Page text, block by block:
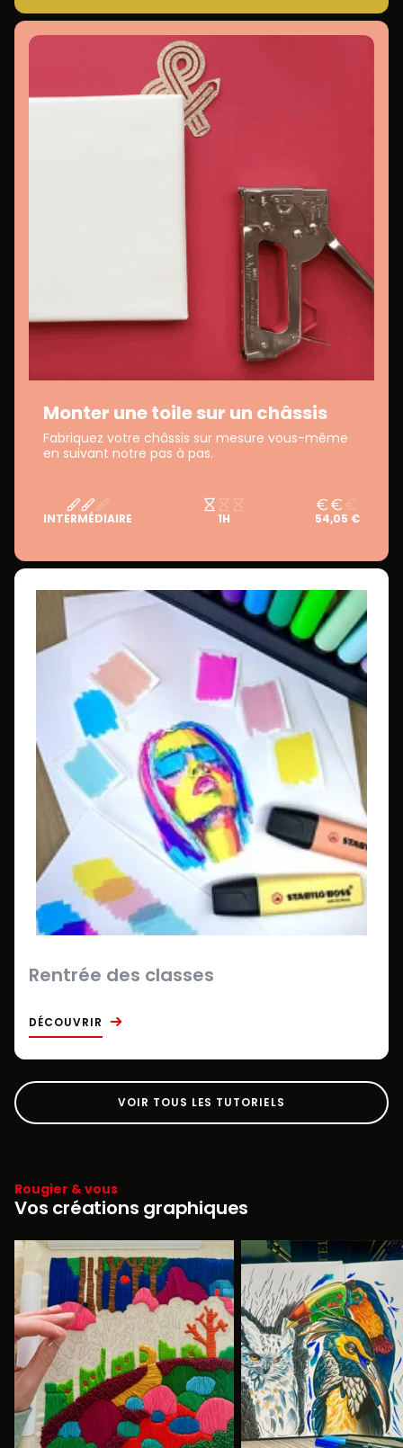
Monter une toile sur un châssis
Fabriquez votre châssis sur mesure vous-même
en suivant notre pas à pas.
INTERMÉDIAIRE 1H 54,05 €
Rentrée des classes
DÉCOUVRIR
VOIR TOUS LES TUTORIELS
Rougier & vous
Vos créations graphiques